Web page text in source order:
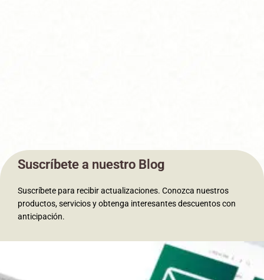
Suscríbete a nuestro Blog
Suscríbete para recibir actualizaciones. Conozca nuestros
productos, servicios y obtenga interesantes descuentos con
anticipación.